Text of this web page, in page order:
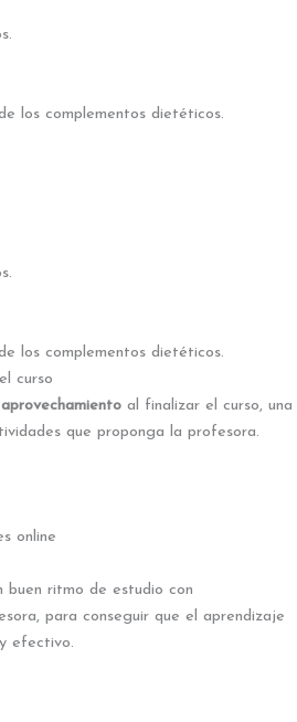
los complementos dietéticos.
los complementos dietéticos.
curso
al finalizar el curso, una
que proponga la profesora.
buen ritmo de estudio con
para conseguir que el aprendizaje
efectivo.